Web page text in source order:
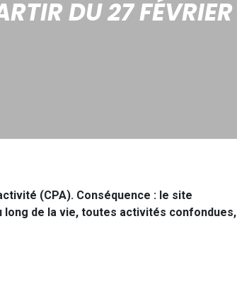
DU 27 FÉVRIER
(CPA). Conséquence : le site
de la vie, toutes activités confondues,